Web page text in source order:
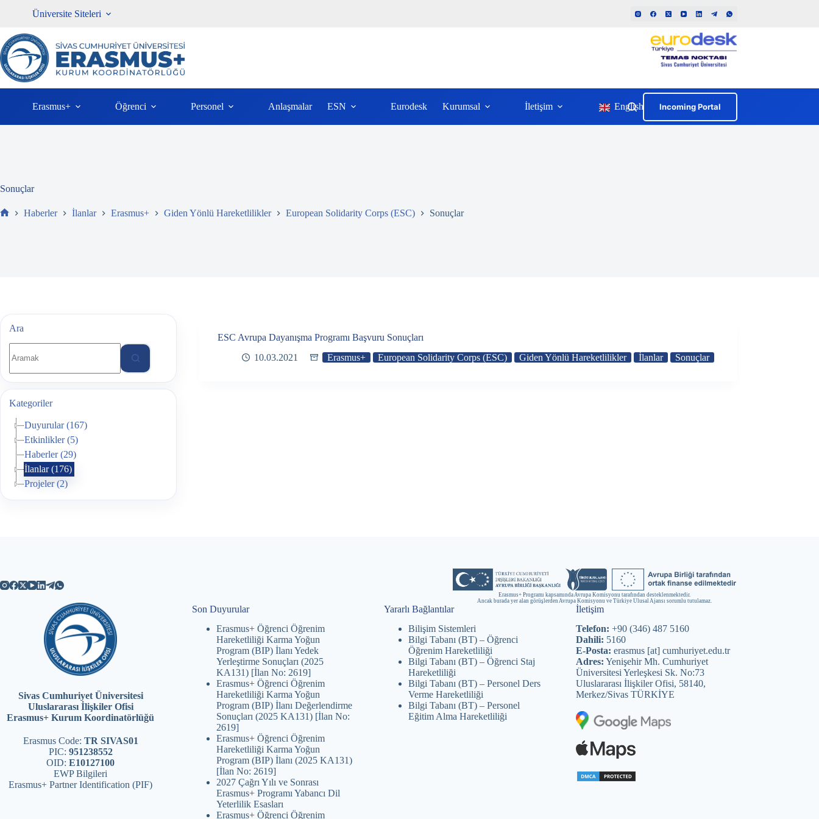
Üniversite Siteleri
Erasmus+ Öğrenci Personel Anlaşmalar ESN Eurodesk Kurumsal İletişim English Incoming Portal
Sonuçlar
Haberler İlanlar Erasmus+ Giden Yönlü Hareketlilikler European Solidarity Corps (ESC) Sonuçlar
ESC Avrupa Dayanışma Programı Başvuru Sonuçları
10.03.2021
Erasmus+ European Solidarity Corps (ESC) Giden Yönlü Hareketlilikler İlanlar Sonuçlar
Ara
bulunamadı.
Kategoriler
Duyurular (167)
Etkinlikler (5)
Haberler (29)
İlanlar (176)
Projeler (2)
Erasmus+ Programı kapsamında Avrupa Komisyonu tarafından desteklenmektedir.
Ancak burada yer alan görüşlerden Avrupa Komisyonu ve Türkiye Ulusal Ajansı sorumlu tutulamaz.
Sivas Cumhuriyet Üniversitesi
Uluslararası İlişkiler Ofisi
Erasmus+ Kurum Koordinatörlüğü
Erasmus Code: TR SIVAS01
PIC: 951238552
OID:E10127100
EWP Bilgileri
Erasmus+ Partner Identification (PIF)
Son Duyurular
Erasmus+ Öğrenci Öğrenim
Hareketliliği Karma Yoğun
Program (BIP) İlanı Yedek
Yerleştirme Sonuçları (2025
KA131) [İlan No: 2619]
Erasmus+ Öğrenci Öğrenim
Hareketliliği Karma Yoğun
Program (BIP) İlanı Değerlendirme
Sonuçları (2025 KA131) [İlan No:
2619]
Erasmus+ Öğrenci Öğrenim
Hareketliliği Karma Yoğun
Program (BIP) İlanı (2025 KA131)
[İlan No: 2619]
2027 Çağrı Yılı ve Sonrası
Erasmus+ Programı Yabancı Dil
Yeterlilik Esasları
Erasmus+ Öğrenci Öğrenim
Yararlı Bağlantılar
Bilişim Sistemleri
Bilgi Tabanı (BT) – Öğrenci
Öğrenim Hareketliliği
Bilgi Tabanı (BT) – Öğrenci Staj
Hareketliliği
Bilgi Tabanı (BT) – Personel Ders
Verme Hareketliliği
Bilgi Tabanı (BT) – Personel
Eğitim Alma Hareketliliği
İletişim
Telefon: +90 (346) 487 5160
Dahili: 5160
E-Posta: erasmus [at] cumhuriyet.edu.tr
Adres: Yenişehir Mh. Cumhuriyet
Üniversitesi Yerleşkesi Sk. No:73
Uluslararası İlişkiler Ofisi, 58140,
Merkez/Sivas TÜRKİYE